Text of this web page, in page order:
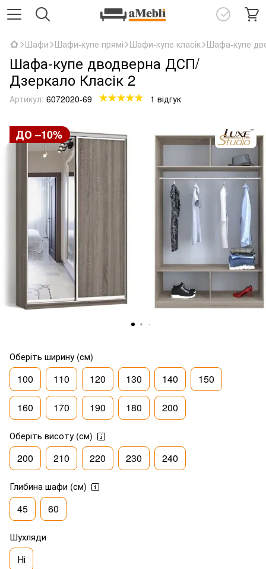
Шафи Шафи-купе прямі Шафи-купе класік Шафа-купе
Шафа-купе дводверна ДСП/
Дзеркало Класік 2
Артикул: 6072020-69 1 відгук
ДО –10%
Оберіть ширину (см)
100 110 120 130 140 150
160 170 190 180 200
Оберіть висоту (см)
200 210 220 230 240
Глибина шафи (см)
45 60
Шухляди
Ні